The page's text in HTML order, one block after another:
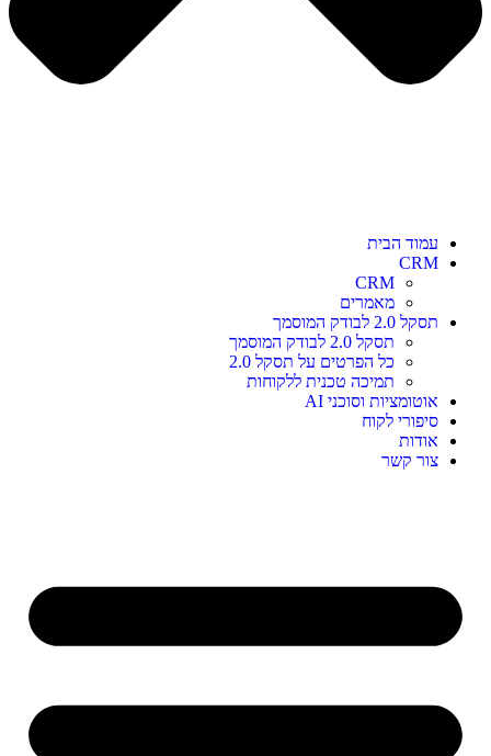
עמוד הבית
CRM
CRM
מאמרים
תסקל 2.0 לבודק המוסמך
תסקל 2.0 לבודק המוסמך
כל הפרטים על תסקל 2.0
תמיכה טכנית ללקוחות
אוטומציות וסוכני AI
סיפורי לקוח
אודות
צור קשר